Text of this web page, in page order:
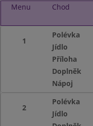
Menu
Chod
1
Polévka
Jídlo
Příloha
Doplněk
Nápoj
2
Polévka
Jídlo